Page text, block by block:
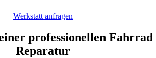
Werkstatt anfragen
professionellen Fahrrad
Reparatur